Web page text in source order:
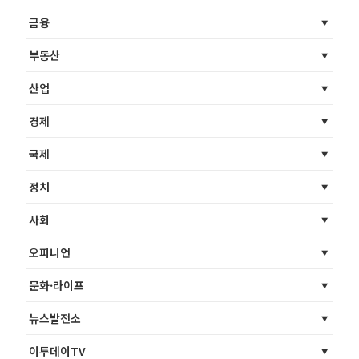
금융
부동산
산업
경제
국제
정치
사회
오피니언
문화·라이프
뉴스발전소
이투데이TV